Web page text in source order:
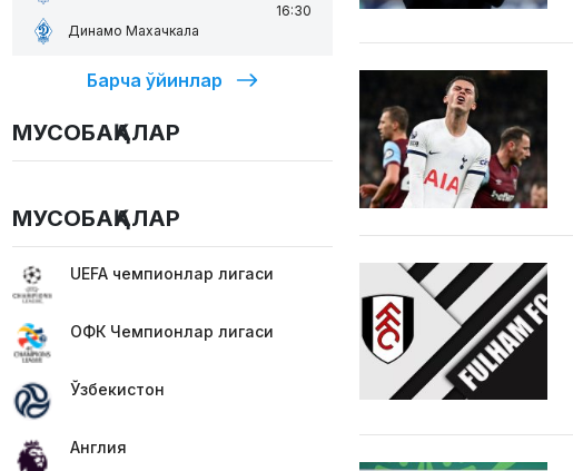
Динамо Махачкала
16:30
Барча ўйинлар
МУСОБАҚАЛАР
МУСОБАҚАЛАР
UEFA чемпионлар лигаси
ОФК Чемпионлар лигаси
Ўзбекистон
Англия